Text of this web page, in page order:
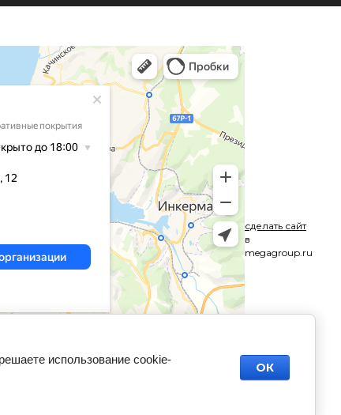
сделать сайт
в
megagroup.ru
использование cookie-
ОК